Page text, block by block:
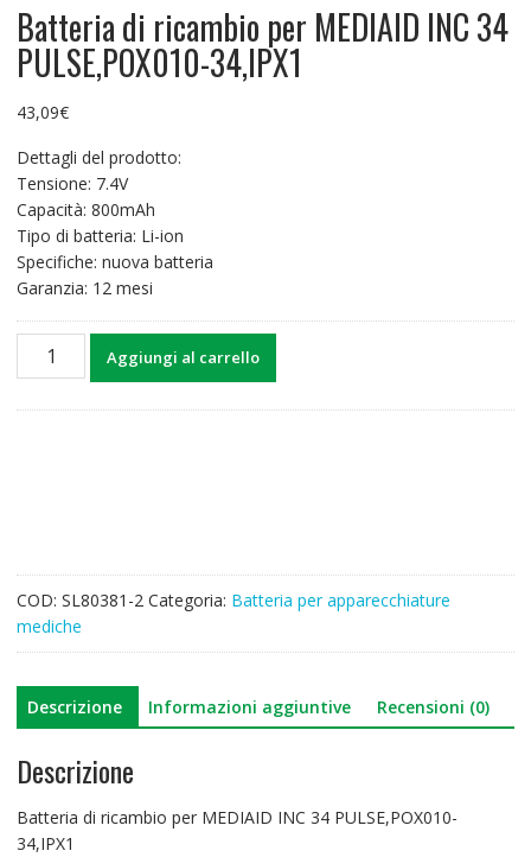
Batteria di ricambio per MEDIAID INC 34
PULSE,POX010-34,IPX1
43,09€
Dettagli del prodotto:
Tensione: 7.4V
Capacità: 800mAh
Tipo di batteria: Li-ion
Specifiche: nuova batteria
Garanzia: 12 mesi
Batteria
quantità
Aggiungi al carrello
COD: SL80381-2 Categoria: Batteria per apparecchiature
mediche
Descrizione Informazioni aggiuntive Recensioni (0)
Descrizione
Batteria di ricambio per MEDIAID INC 34 PULSE,POX010-
34,IPX1